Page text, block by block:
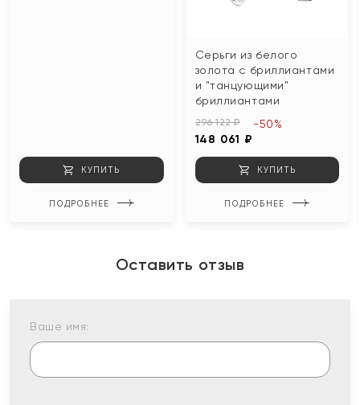
КУПИТЬ
ПОДРОБНЕЕ
Серьги из белого
золота с бриллиантами
и "танцующими"
бриллиантами
296 122 ₽
148 061 ₽
-50%
КУПИТЬ
ПОДРОБНЕЕ
Оставить отзыв
Ваше имя: